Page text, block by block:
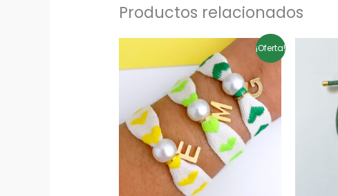
Productos relacionados
¡Oferta!
original
8,00€.
precio
actual
es:
5,00€.